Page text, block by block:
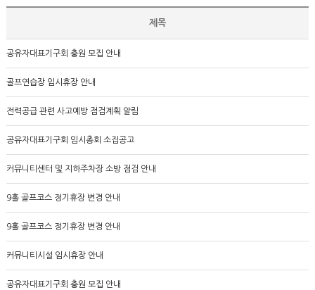
제목
공유자대표기구회 충원 모집 안내
골프연습장 임시휴장 안내
전력공급 관련 사고예방 점검계획 알림
공유자대표기구회 임시총회 소집공고
커뮤니티센터 및 지하주차장 소방 점검 안내
9홀 골프코스 정기휴장 변경 안내
9홀 골프코스 정기휴장 변경 안내
커뮤니티시설 임시휴장 안내
공유자대표기구회 충원 모집 안내